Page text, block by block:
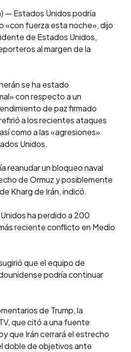
— Estados Unidos podría
«con fuerza esta noche», dijo
de Estados Unidos,
al margen de la
se ha estado
con respecto a un
de paz firmado
a los recientes ataques
como a las «agresiones»
Unidos.
reanudar un bloqueo naval
de Ormuz y posiblemente
Kharg de Irán, indicó.
ha perdido a 200
reciente conflicto en Medio
que el equipo de
podría continuar
de Trump, la
que citó a una fuente
que Irán cerrará el estrecho
doble de objetivos ante